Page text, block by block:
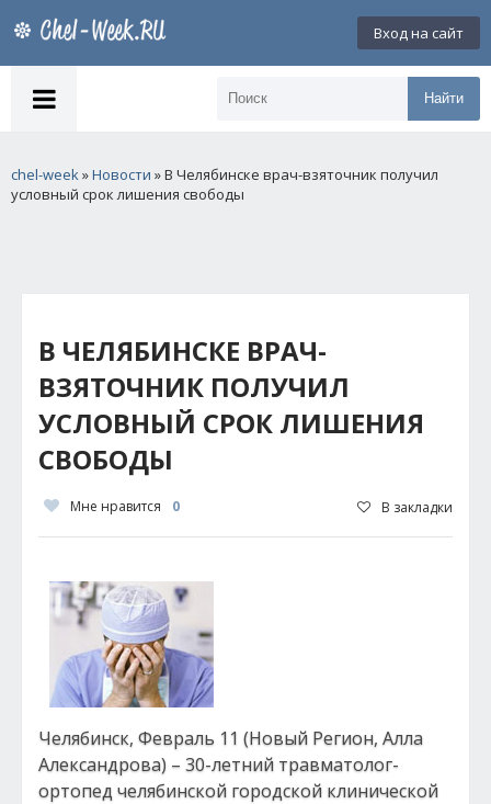
Вход на сайт
Найти
chel-week»Новости » В Челябинске врач-взяточник получил
условный срок лишения свободы
В ЧЕЛЯБИНСКЕ ВРАЧ-
ВЗЯТОЧНИК ПОЛУЧИЛ
УСЛОВНЫЙ СРОК ЛИШЕНИЯ
СВОБОДЫ
Мне нравится 0 В закладки
Челябинск, Февраль 11 (Новый Регион, Алла
Александрова) – 30-летний травматолог-
ортопед челябинской городской клинической